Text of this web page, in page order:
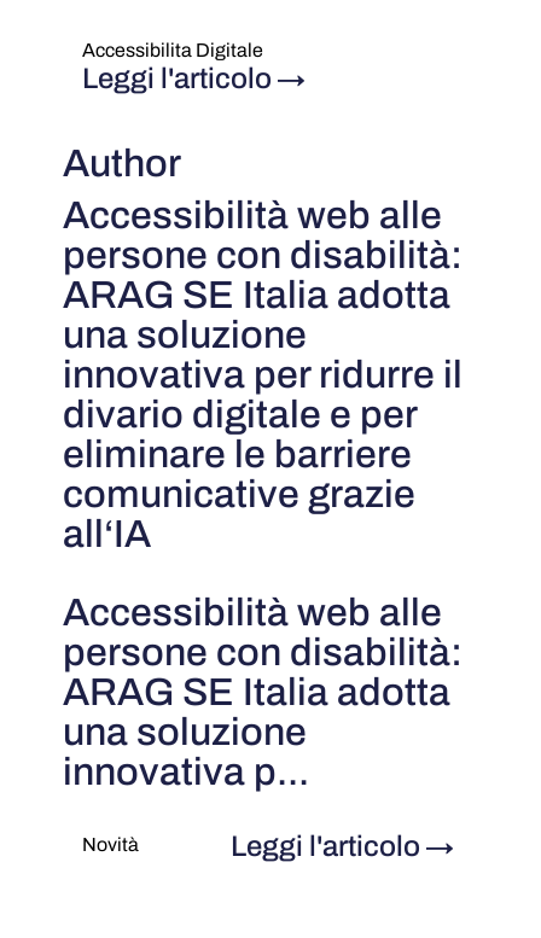
Accessibilita Digitale
Leggi l'articolo →
Author
Accessibilità web alle
persone con disabilità:
ARAG SE Italia adotta
una soluzione
innovativa per ridurre il
divario digitale e per
eliminare le barriere
comunicative grazie
all‘IA
Accessibilità web alle
persone con disabilità:
ARAG SE Italia adotta
una soluzione
innovativa p...
Novità Leggi l'articolo →